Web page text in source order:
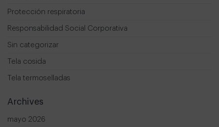
Protección respiratoria
Responsabilidad Social Corporativa
Sin categorizar
Tela cosida
Tela termoselladas
Archives
mayo 2026